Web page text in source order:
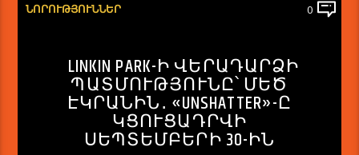
ՆՈՐՈՒԹՅՈՒՆՆԵՐ 0
LINKIN PARK-Ի ՎԵՐԱԴԱՐՁԻ
ՊԱՏՄՈՒԹՅՈՒՆԸ՝ ՄԵԾ
ԷԿՐԱՆԻՆ․ «UNSHATTER»-Ը
ԿՑՈՒՑԱԴՐՎԻ
ՍԵՊՏԵՄԲԵՐԻ 30-ԻՆ